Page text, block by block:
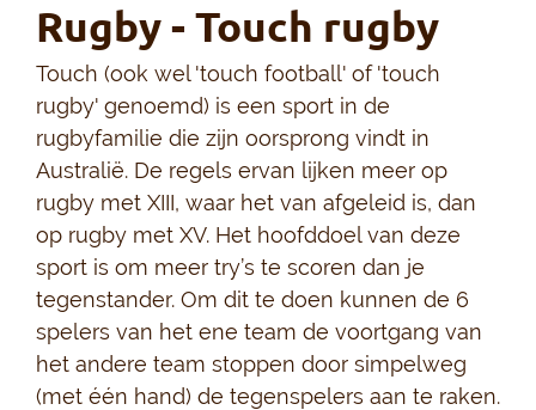
Rugby - Touch rugby
Touch (ook wel 'touch football' of 'touch
rugby' genoemd) is een sport in de
rugbyfamilie die zijn oorsprong vindt in
Australië. De regels ervan lijken meer op
rugby met XIII, waar het van afgeleid is, dan
op rugby met XV. Het hoofddoel van deze
sport is om meer try’s te scoren dan je
tegenstander. Om dit te doen kunnen de 6
spelers van het ene team de voortgang van
het andere team stoppen door simpelweg
(met één hand) de tegenspelers aan te raken.